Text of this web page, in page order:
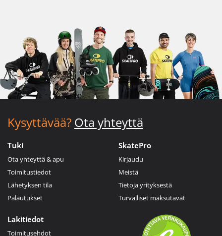
Kysyttävää? Ota yhteyttä
Tuki
Ota yhteyttä & apu
Toimitustiedot
Lähetyksen tila
Palautukset
SkatePro
Kirjaudu
Meistä
Tietoja yrityksestä
Turvalliset maksutavat
Lakitiedot
Toimitusehdot